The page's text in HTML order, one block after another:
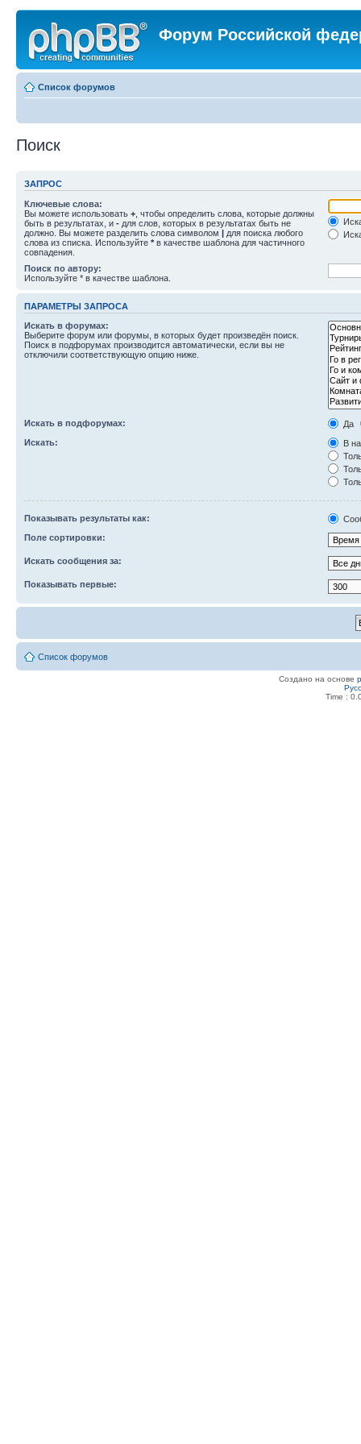
Форум Российской
Список форумов
Поиск
ЗАПРОС
Ключевые слова:
Вы можете использовать + , чтобы определить слова, которые должны
быть в результатах, и - для слов, которых в результатах быть не
должно. Вы можете разделить слова символом | для поиска любого
слова из списка. Используйте * в качестве шаблона для частичного
совпадения.
Поиск по автору:
Используйте * в качестве шаблона.
ПАРАМЕТРЫ ЗАПРОСА
Искать в форумах:
Выберите форум или форумы, в которых будет произведён поиск.
Поиск в подфорумах производится автоматически, если вы не
отключили соответствующую опцию ниже.
Искать в подфорумах:
Да
Искать:
В
Показывать результаты как:
Поле сортировки:
Искать сообщения за:
Показывать первые:
Список форумов
Создано на основе
Time :